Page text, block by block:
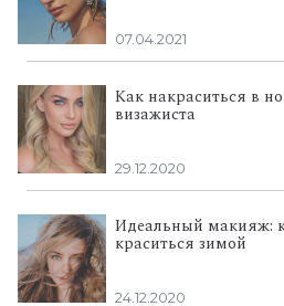
07.04.2021
Как накраситься в
визажиста
29.12.2020
Идеальный макияж:
краситься зимой
24.12.2020